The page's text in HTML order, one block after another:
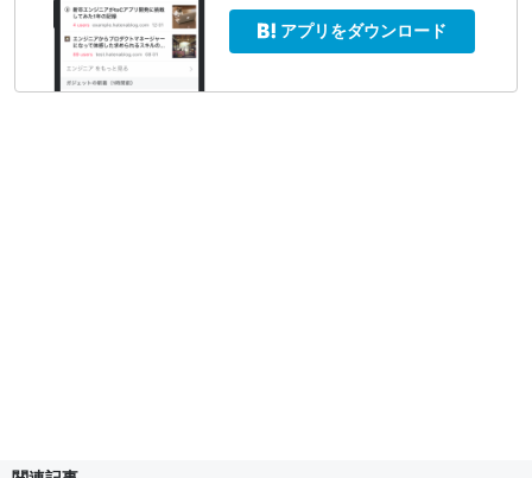
アプリをダウンロード